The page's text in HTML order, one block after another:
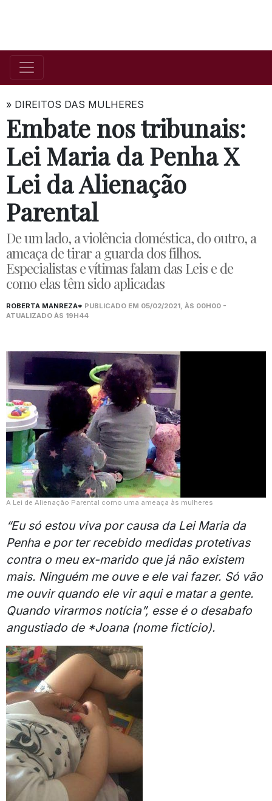
» DIREITOS DAS MULHERES
Embate nos tribunais:
Lei Maria da Penha X
Lei da Alienação
Parental
De um lado, a violência doméstica, do outro, a
ameaça de tirar a guarda dos filhos.
Especialistas e vítimas falam das Leis e de
como elas têm sido aplicadas
ROBERTA MANREZA* PUBLICADO EM 05/02/2021, ÀS 00H00 -
ATUALIZADO ÀS 19H44
A Lei de Alienação Parental como uma ameaça às mulheres
“Eu só estou viva por causa da Lei Maria da
Penha e por ter recebido medidas protetivas
contra o meu ex-marido que já não existem
mais. Ninguém me ouve e ele vai fazer. Só vão
me ouvir quando ele vir aqui e matar a gente.
Quando virarmos notícia”, esse é o desabafo
angustiado de *Joana (nome fictício).